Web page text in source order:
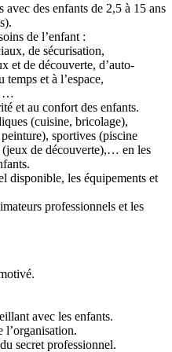
avec des enfants de 2,5 à 15 ans
de l’enfant :
de sécurisation,
et de découverte, d’auto-
temps et à l’espace,
…
et au confort des enfants.
(cuisine, bricolage),
sportives (piscine
(jeux de découverte),… en les
disponible, les équipements et
professionnels et les
avec les enfants.
l’organisation.
secret professionnel.